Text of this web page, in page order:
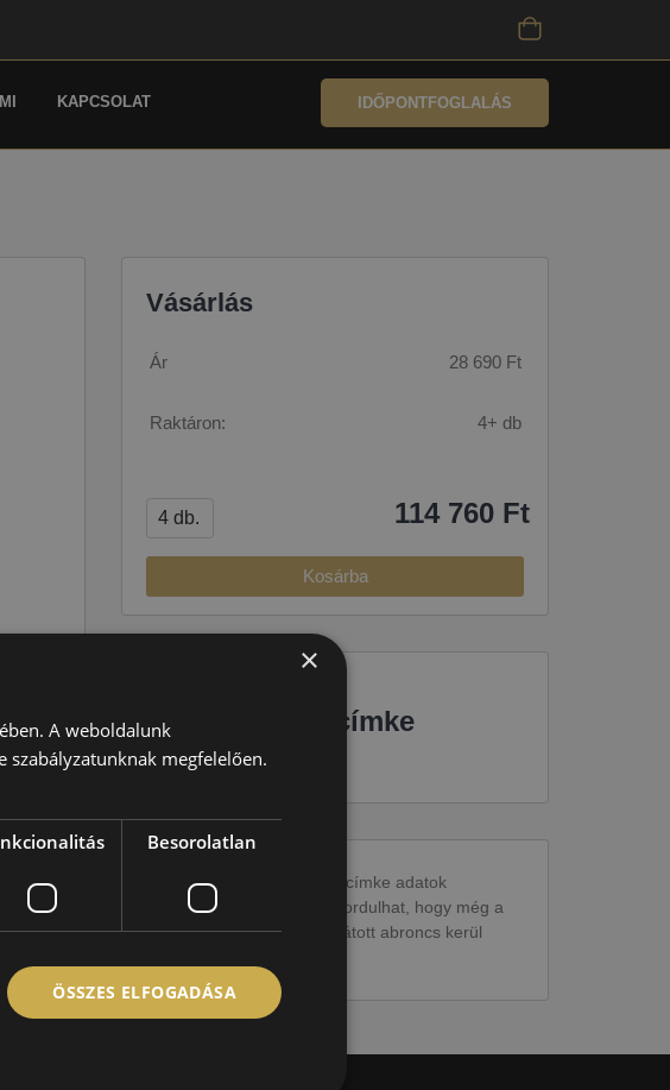
KAPCSOLAT IDŐPONTFOGLALÁS
Vásárlás
Ár 28 690 Ft
Raktáron: 4+ db
114 760 Ft
Kosárba
EU-s abroncscímke
Figyelem a feltüntetett címke adatok
tájékoztató jellegűek. Előfordulhat, hogy még a
korábbi EU-s címkével ellátott abroncs kerül
×
A weboldalunk
szabályzatunknak megfelelően.
Besorolatlan
ÖSSZES ELFOGADÁSA